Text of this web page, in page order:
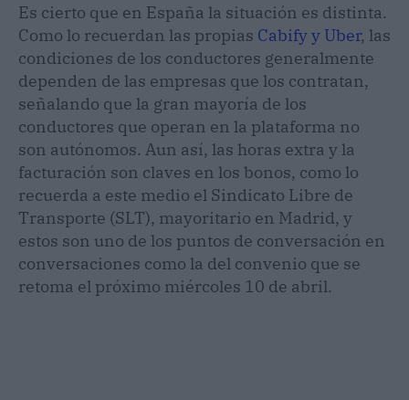
Es cierto que en España la situación es distinta.
Como lo recuerdan las propias Cabify y Uber, las
condiciones de los conductores generalmente
dependen de las empresas que los contratan,
señalando que la gran mayoría de los
conductores que operan en la plataforma no
son autónomos. Aun así, las horas extra y la
facturación son claves en los bonos, como lo
recuerda a este medio el Sindicato Libre de
Transporte (SLT), mayoritario en Madrid, y
estos son uno de los puntos de conversación en
conversaciones como la del convenio que se
retoma el próximo miércoles 10 de abril.